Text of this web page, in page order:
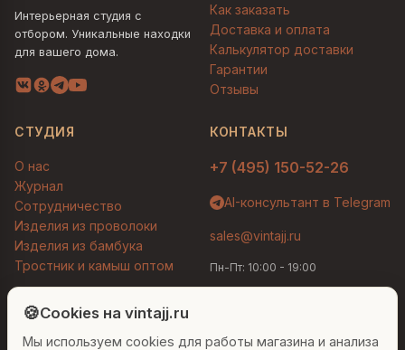
Интерьерная студия с
отбором. Уникальные находки
для вашего дома.
Как заказать
Доставка и оплата
Калькулятор доставки
Гарантии
Отзывы
СТУДИЯ
О нас
Журнал
Сотрудничество
Изделия из проволоки
Изделия из бамбука
Тростник и камыш оптом
КОНТАКТЫ
+7 (495) 150-52-26
AI-консультант в Telegram
sales@vintajj.ru
Пн-Пт: 10:00 - 19:00
© 2026 Vintajj. Все права защищены.
🍪Cookies на vintajj.ru
Мы используем cookies для работы магазина и анализа
Людмила
Привет! Я Людмила, ваш персональный